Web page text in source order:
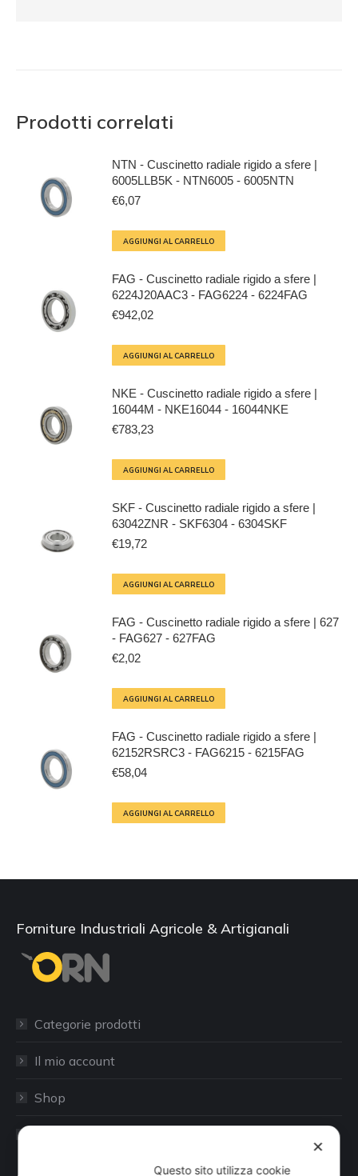
Prodotti correlati
NTN - Cuscinetto radiale rigido a sfere |
6005LLB5K - NTN6005 - 6005NTN
€6,07
AGGIUNGI AL CARRELLO
FAG - Cuscinetto radiale rigido a sfere |
6224J20AAC3 - FAG6224 - 6224FAG
€942,02
AGGIUNGI AL CARRELLO
NKE - Cuscinetto radiale rigido a sfere |
16044M - NKE16044 - 16044NKE
€783,23
AGGIUNGI AL CARRELLO
SKF - Cuscinetto radiale rigido a sfere |
63042ZNR - SKF6304 - 6304SKF
€19,72
AGGIUNGI AL CARRELLO
FAG - Cuscinetto radiale rigido a sfere | 627
- FAG627 - 627FAG
€2,02
AGGIUNGI AL CARRELLO
FAG - Cuscinetto radiale rigido a sfere |
62152RSRC3 - FAG6215 - 6215FAG
€58,04
AGGIUNGI AL CARRELLO
Forniture Industriali Agricole & Artigianali
Categorie prodotti
Il mio account
Shop
✕
Questo sito utilizza cookie